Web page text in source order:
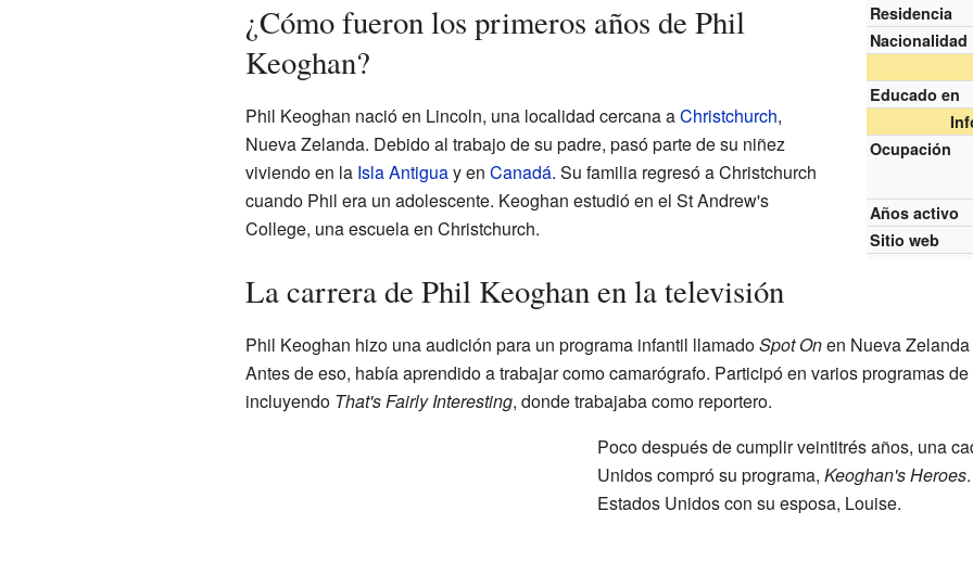
Residencia
Nacionalidad
Educado en
Ocupación
Años activo
Sitio web
¿Cómo fueron los primeros años de Phil
Keoghan?
Phil Keoghan nació en Lincoln, una localidad cercana aChristchurch,
Nueva Zelanda. Debido al trabajo de su padre, pasó parte de su niñez
viviendo en la Isla Antiguay en Canadá. Su familia regresó a Christchurch
cuando Phil era un adolescente. Keoghan estudió en el St Andrew's
College, una escuela en Christchurch.
La carrera de Phil Keoghan en la televisión
Phil Keoghan hizo una audición para un programa infantil llamadoSpot Onen Nueva
Antes de eso, había aprendido a trabajar como camarógrafo. Participó en varios programas
incluyendo That's Fairly Interesting, donde trabajaba como reportero.
Poco después de cumplir veintitrés años, una
Unidos compró su programa, Keoghan's Heroes
Estados Unidos con su esposa, Louise.